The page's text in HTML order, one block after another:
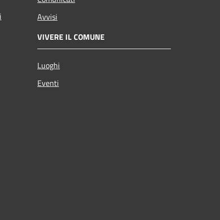
Avvisi
VIVERE IL COMUNE
Luoghi
Eventi